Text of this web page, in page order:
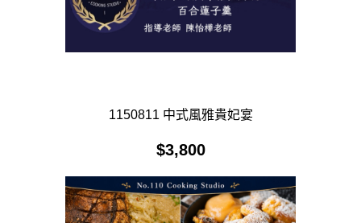
1150811 中式風雅貴妃宴
$3,800